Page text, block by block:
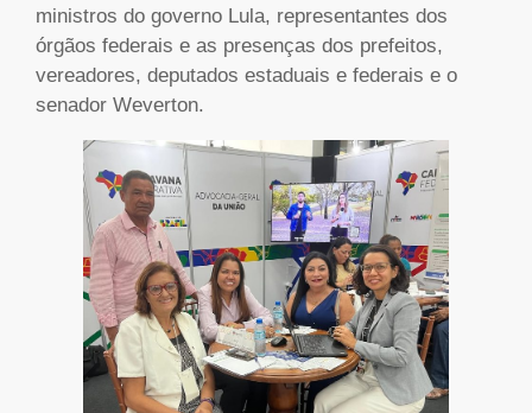
ministros do governo Lula, representantes dos
órgãos federais e as presenças dos prefeitos,
vereadores, deputados estaduais e federais e o
senador Weverton.